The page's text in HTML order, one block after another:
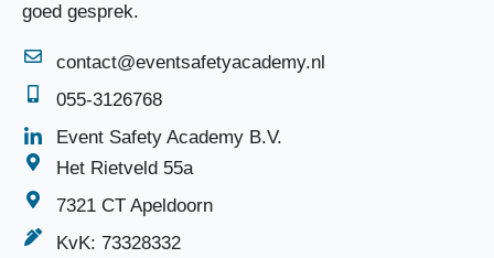
goed gesprek.
contact@eventsafetyacademy.nl
055-3126768
Event Safety Academy B.V.
Het Rietveld 55a
7321 CT Apeldoorn
KvK: 73328332